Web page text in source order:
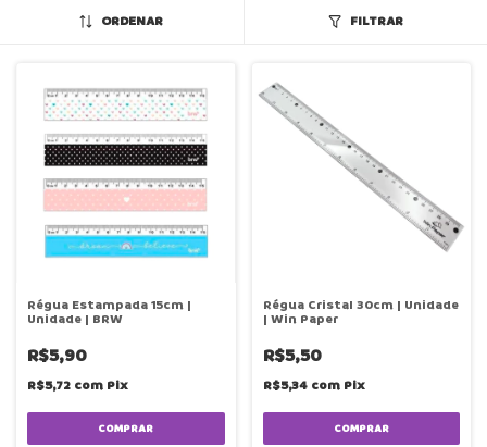
ORDENAR FILTRAR
Régua Estampada 15cm |
Unidade | BRW
R$5,90
R$5,72 com Pix
COMPRAR
Régua Cristal 30cm | Unidade
| Win Paper
R$5,50
R$5,34 com Pix